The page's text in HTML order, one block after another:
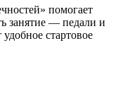
помогает
занятие — педали и
стартовое